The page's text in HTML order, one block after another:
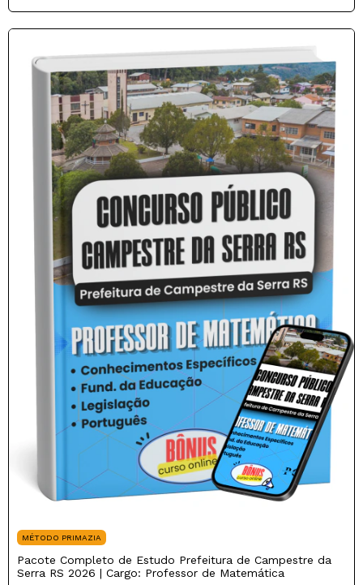
MÉTODO PRIMAZIA
Pacote Completo de Estudo Prefeitura de Campestre da
Serra RS 2026 | Cargo: Professor de Matemática